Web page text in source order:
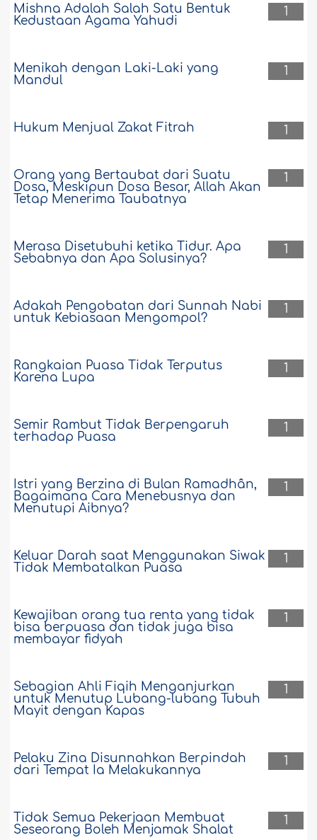
1
Mishna Adalah Salah Satu Bentuk
Kedustaan Agama Yahudi
1
Menikah dengan Laki-Laki yang
Mandul
1
Hukum Menjual Zakat Fitrah
1
Orang yang Bertaubat dari Suatu
Dosa, Meskipun Dosa Besar, Allah Akan
Tetap Menerima Taubatnya
1
Merasa Disetubuhi ketika Tidur. Apa
Sebabnya dan Apa Solusinya?
1
Adakah Pengobatan dari Sunnah Nabi
untuk Kebiasaan Mengompol?
1
Rangkaian Puasa Tidak Terputus
Karena Lupa
1
Semir Rambut Tidak Berpengaruh
terhadap Puasa
1
Istri yang Berzina di Bulan Ramadhân,
Bagaimana Cara Menebusnya dan
Menutupi Aibnya?
1
Keluar Darah saat Menggunakan Siwak
Tidak Membatalkan Puasa
1
Kewajiban orang tua renta yang tidak
bisa berpuasa dan tidak juga bisa
membayar fidyah
1
Sebagian Ahli Fiqih Menganjurkan
untuk Menutup Lubang-lubang Tubuh
Mayit dengan Kapas
1
Pelaku Zina Disunnahkan Berpindah
dari Tempat Ia Melakukannya
1
Tidak Semua Pekerjaan Membuat
Seseorang Boleh Menjamak Shalat